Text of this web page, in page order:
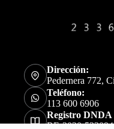
Dirección:
Pedernera 772,
Teléfono:
113 600 6906
Registro DNDA
RE-2020-